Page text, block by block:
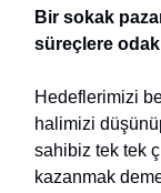
Bir sokak
süreçlere
Hedeflerimizi
halimizi
sahibiz tek tek
kazanmak